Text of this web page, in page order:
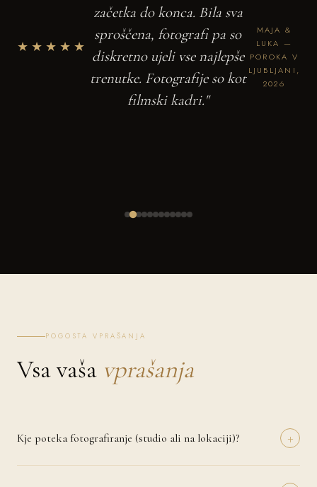
★★★★★
začetka do konca. Bila sva
sproščena, fotografi pa so
diskretno ujeli vse najlepše
trenutke. Fotografije so kot
filmski kadri."
MAJA &
LUKA —
POROKA V
LJUBLJANI,
2026
POGOSTA VPRAŠANJA
Vsa vaša vprašanja
Kje poteka fotografiranje (studio ali na lokaciji)? +